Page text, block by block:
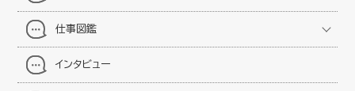
仕事図鑑
インタビュー